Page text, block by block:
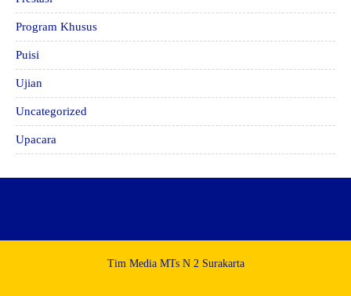
Program Khusus
Puisi
Ujian
Uncategorized
Upacara
Tim Media MTs N 2 Surakarta